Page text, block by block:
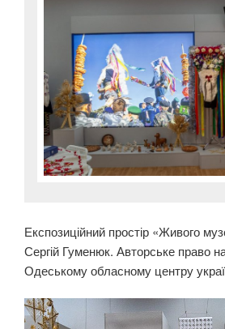
Експозиційний простір «Живого
Сергій Гуменюк. Авторське право
Одеському обласному центру